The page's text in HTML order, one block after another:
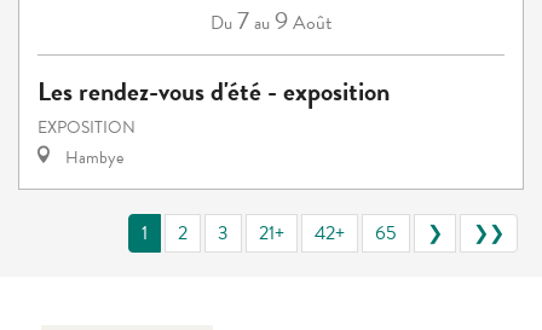
Du7au9Août
Les rendez-vous d'été - exposition
EXPOSITION
Hambye
1 2 3 21+ 42+ 65 ❯ ❯❯